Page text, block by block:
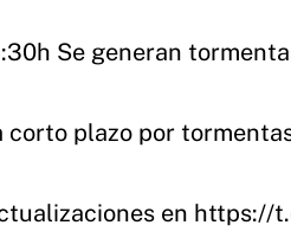
Se generan
corto plazo por
en https://